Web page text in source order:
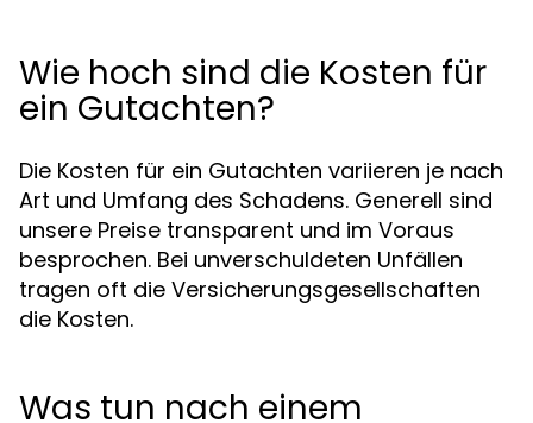
Wie hoch sind die Kosten für
ein Gutachten?
Die Kosten für ein Gutachten variieren je nach
Art und Umfang des Schadens. Generell sind
unsere Preise transparent und im Voraus
besprochen. Bei unverschuldeten Unfällen
tragen oft die Versicherungsgesellschaften
die Kosten.
Was tun nach einem